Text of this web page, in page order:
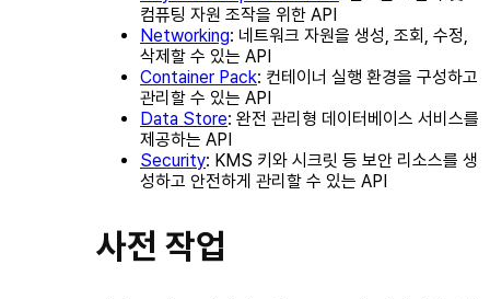
컴퓨팅 자원 조작을 위한 API
Networking: 네트워크 자원을 생성, 조회, 수정,
삭제할 수 있는 API
Container Pack: 컨테이너 실행 환경을 구성하고
관리할 수 있는 API
Data Store: 완전 관리형 데이터베이스 서비스를
제공하는 API
Security: KMS 키와 시크릿 등 보안 리소스를 생
성하고 안전하게 관리할 수 있는 API
사전 작업